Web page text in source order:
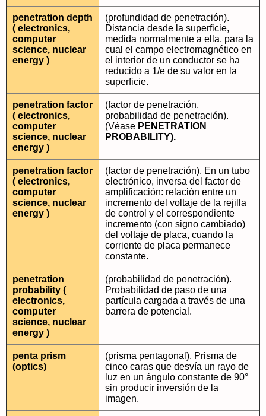
penetration depth
( electronics,
computer
science, nuclear
energy )
(profundidad de penetración).
Distancia desde la superficie,
medida normalmente a ella, para la
cual el campo electromagnético en
el interior de un conductor se ha
reducido a 1/e de su valor en la
superficie.
penetration factor
( electronics,
computer
science, nuclear
energy )
(factor de penetración,
probabilidad de penetración).
(Véase PENETRATION
PROBABILITY).
penetration factor
( electronics,
computer
science, nuclear
energy )
(factor de penetración). En un tubo
electrónico, inversa del factor de
amplificación: relación entre un
incremento del voltaje de la rejilla
de control y el correspondiente
incremento (con signo cambiado)
del voltaje de placa, cuando la
corriente de placa permanece
constante.
penetration
probability (
electronics,
computer
science, nuclear
energy )
(probabilidad de penetración).
Probabilidad de paso de una
partícula cargada a través de una
barrera de potencial.
penta prism
(optics)
(prisma pentagonal). Prisma de
cinco caras que desvía un rayo de
luz en un ángulo constante de 90°
sin producir inversión de la
imagen.